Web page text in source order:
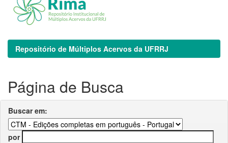
Repositório de Múltiplos Acervos da UFRRJ
Página de Busca
Buscar em:
por